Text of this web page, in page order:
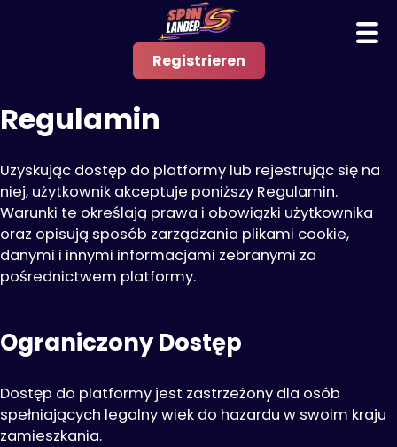
Registrieren
Regulamin
Uzyskując dostęp do platformy lub rejestrując się na
niej, użytkownik akceptuje poniższy Regulamin.
Warunki te określają prawa i obowiązki użytkownika
oraz opisują sposób zarządzania plikami cookie,
danymi i innymi informacjami zebranymi za
pośrednictwem platformy.
Ograniczony Dostęp
Dostęp do platformy jest zastrzeżony dla osób
spełniających legalny wiek do hazardu w swoim kraju
zamieszkania.